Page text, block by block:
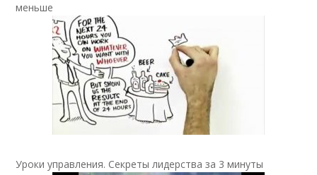
меньше
Уроки управления. Секреты лидерства за 3 минуты